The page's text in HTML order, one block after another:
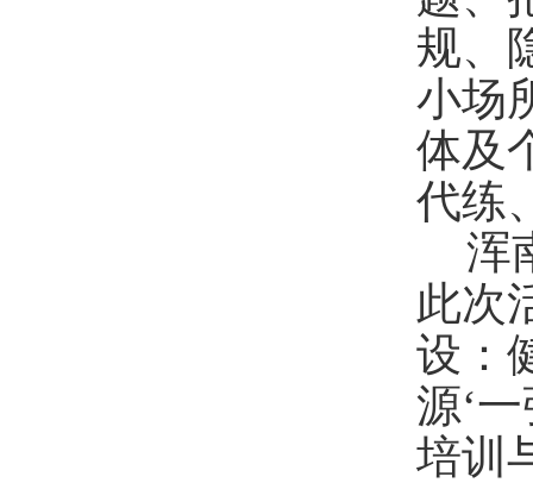
规、
小场
体及
代练
浑
此次
设：
源‘
培训